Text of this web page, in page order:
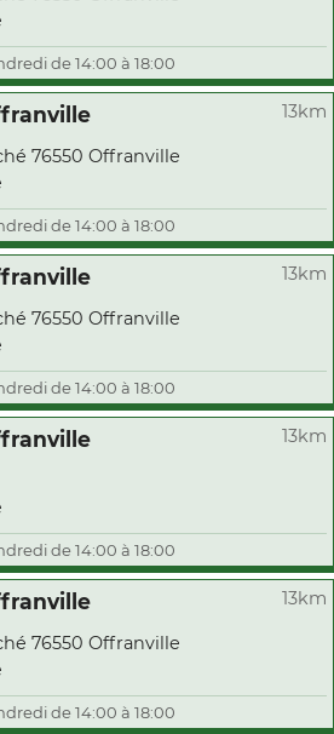
de 14:00 à 18:00
13km
76550 Offranville
de 14:00 à 18:00
13km
76550 Offranville
de 14:00 à 18:00
13km
de 14:00 à 18:00
13km
76550 Offranville
de 14:00 à 18:00